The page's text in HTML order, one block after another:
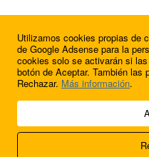
© 2009 - 2026 Soluciones
Acerca de
Utilizamos cookies propias de
de Google Adsense para la
cookies solo se activarán si
botón de Aceptar. También las
Rechazar. Más información.